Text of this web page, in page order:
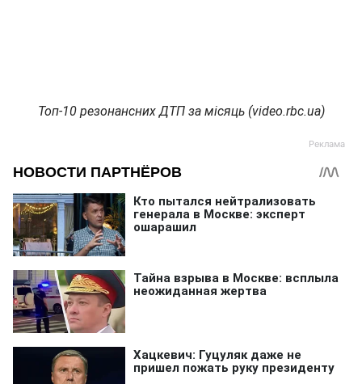
Топ-10 резонансних ДТП за місяць (video.rbc.ua)